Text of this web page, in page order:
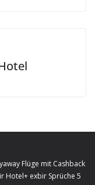
Flüge mit Cashback
Hotel+ exbir Sprüche 5